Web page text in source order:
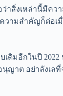
ว่าสิ่งเหล่านี้มีคว
ความสำคัญก็ต่อเ
ดิมอีกในปี 2022
ญาต อย่าลังเลที่